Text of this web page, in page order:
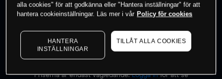
Börja handla
Priserna är endast vägledande.Logga inför att se
alla cookies" för att godkänna eller "Hantera inställningar" för att
hantera cookieinställningar. Läs mer i vår Policy för cookies
HANTERA
INSTÄLLNINGAR
TILLÅT ALLA COOKIES